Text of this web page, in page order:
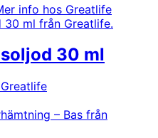
kr.
info hos Greatlife
30 ml